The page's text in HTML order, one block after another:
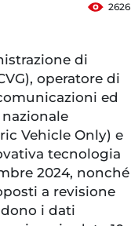
2626
di
operatore di
ed
Vehicle Only) e
tecnologia
2024, nonché
a revisione
i dati